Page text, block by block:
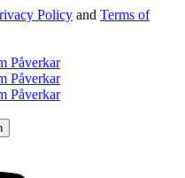
Policy and Terms of